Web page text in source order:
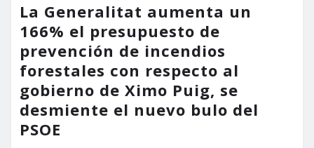
La Generalitat aumenta un
166% el presupuesto de
prevención de incendios
forestales con respecto al
gobierno de Ximo Puig, se
desmiente el nuevo bulo del
PSOE